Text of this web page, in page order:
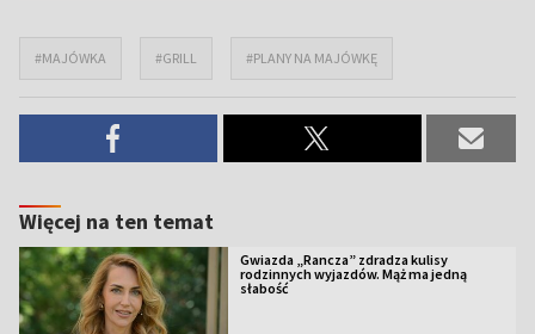
#MAJÓWKA #GRILL #PLANY NA MAJÓWKĘ
Więcej na ten temat
Gwiazda „Rancza” zdradza kulisy
rodzinnych wyjazdów. Mąż ma jedną
słabość